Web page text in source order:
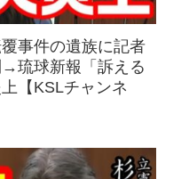
事件の遺族に記者
琉球新報「訴える
【KSLチャンネ